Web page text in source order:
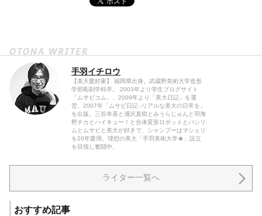
手羽イチロウ
【美大愛好家】 福岡県出身。武蔵野美術大学造形
学部彫刻学科卒。 2003年より学生ブログサイト
「ムサビコム」、2009年より「美大日記」を運
営。2007年「ムサビ日記 -リアルな美大の日常を」
を出版。三谷幸喜と浦沢直樹とみうらじゅんと羽海
野チカとハイキュー！と合体変形ロボットとパシリ
ムとムサビと美大が好きで、シャンプーはマシェリ
を20年愛用。理想の美大「手羽美術大学★」設立
を目指し奮闘中。
ライター一覧へ
おすすめ記事